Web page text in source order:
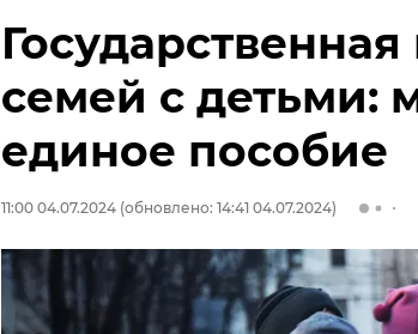
семей с детьми:
единое пособие
11:00 04.07.2024 (обновлено: 14:41 04.07.2024)